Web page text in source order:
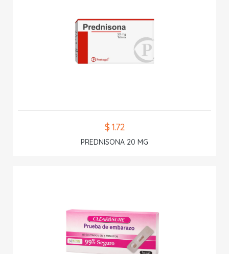
$ 1.72
PREDNISONA 20 MG